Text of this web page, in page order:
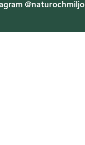
@naturochmiljo